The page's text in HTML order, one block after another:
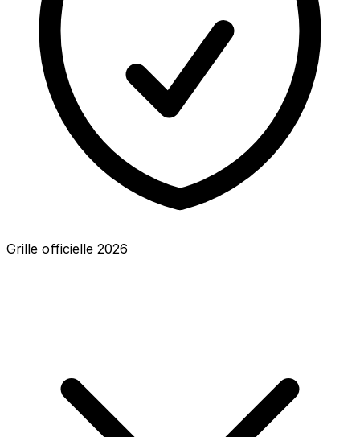
Grille officielle 2026